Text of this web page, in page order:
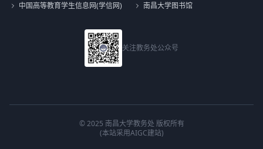
中国高等教育学生信息网(学信网)
南昌大学图书馆
关注教务处公众号
© 2025 南昌大学教务处 版权所有
(本站采用AIGC建站)